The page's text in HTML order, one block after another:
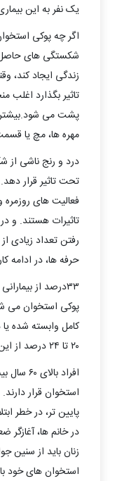
یک نفر به این
اگر چه پوکی
شکستگی های حاصل
زندگی ایجاد کند،
تاثیر بگذارد اغلب
پشت می
مهره ها، مچ یا
درد و رنج ناشی از
تحت تاثیر قرار
فعالیت های روزمره
تاثیرات هستند. و
رفتن تعداد زیادی
حرفه ها، در ادامه
۳۳درصد از
پوکی استخوان می
کامل وابسته شده یا
افراد
استخوان قرار
پایین تر، در خطر
در خانم ها،
زنان باید از سنین
استخوان های خود